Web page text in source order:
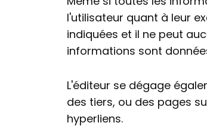
l'utilisateur quant à leur
indiquées et il ne peut
informations sont
L'éditeur se dégage
des tiers, ou des pages
hyperliens.